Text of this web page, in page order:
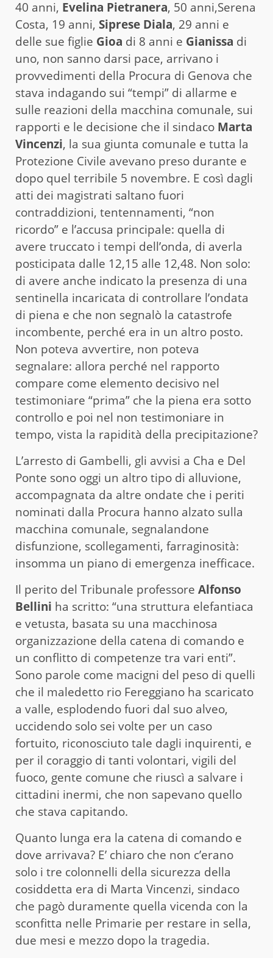
40 anni, Evelina Pietranera, 50 anni,Serena
Costa, 19 anni, Siprese Diala, 29 anni e
delle sue figlie Gioa di 8 anni e Gianissa di
uno, non sanno darsi pace, arrivano i
provvedimenti della Procura di Genova che
stava indagando sui “tempi” di allarme e
sulle reazioni della macchina comunale, sui
rapporti e le decisione che il sindaco Marta
Vincenzi, la sua giunta comunale e tutta la
Protezione Civile avevano preso durante e
dopo quel terribile 5 novembre. E così dagli
atti dei magistrati saltano fuori
contraddizioni, tentennamenti, “non
ricordo” e l’accusa principale: quella di
avere truccato i tempi dell’onda, di averla
posticipata dalle 12,15 alle 12,48. Non solo:
di avere anche indicato la presenza di una
sentinella incaricata di controllare l’ondata
di piena e che non segnalò la catastrofe
incombente, perché era in un altro posto.
Non poteva avvertire, non poteva
segnalare: allora perché nel rapporto
compare come elemento decisivo nel
testimoniare “prima” che la piena era sotto
controllo e poi nel non testimoniare in
tempo, vista la rapidità della precipitazione?
L’arresto di Gambelli, gli avvisi a Cha e Del
Ponte sono oggi un altro tipo di alluvione,
accompagnata da altre ondate che i periti
nominati dalla Procura hanno alzato sulla
macchina comunale, segnalandone
disfunzione, scollegamenti, farraginosità:
insomma un piano di emergenza inefficace.
Il perito del Tribunale professore Alfonso
Bellini ha scritto: “una struttura elefantiaca
e vetusta, basata su una macchinosa
organizzazione della catena di comando e
un conflitto di competenze tra vari enti”.
Sono parole come macigni del peso di quelli
che il maledetto rio Fereggiano ha scaricato
a valle, esplodendo fuori dal suo alveo,
uccidendo solo sei volte per un caso
fortuito, riconosciuto tale dagli inquirenti, e
per il coraggio di tanti volontari, vigili del
fuoco, gente comune che riuscì a salvare i
cittadini inermi, che non sapevano quello
che stava capitando.
Quanto lunga era la catena di comando e
dove arrivava? E’ chiaro che non c’erano
solo i tre colonnelli della sicurezza della
cosiddetta era di Marta Vincenzi, sindaco
che pagò duramente quella vicenda con la
sconfitta nelle Primarie per restare in sella,
due mesi e mezzo dopo la tragedia.